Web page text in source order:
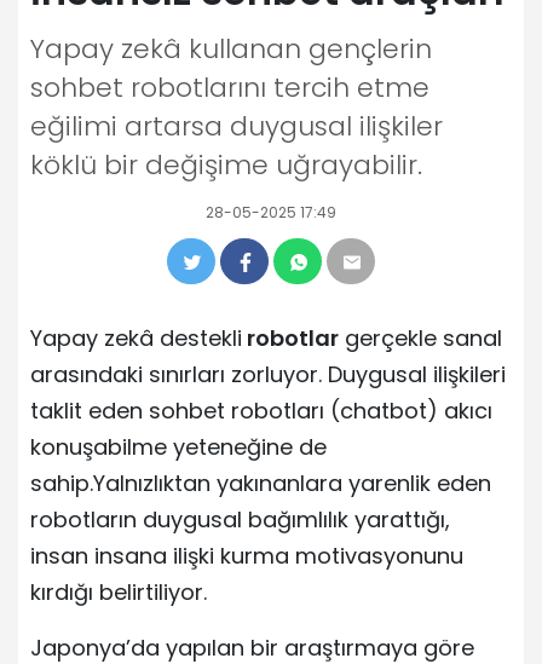
Yapay zekâ kullanan gençlerin
sohbet robotlarını tercih etme
eğilimi artarsa duygusal ilişkiler
köklü bir değişime uğrayabilir.
28-05-2025 17:49
Yapay zekâ destekli robotlar gerçekle sanal
arasındaki sınırları zorluyor. Duygusal ilişkileri
taklit eden sohbet robotları (chatbot) akıcı
konuşabilme yeteneğine de
sahip.Yalnızlıktan yakınanlara yarenlik eden
robotların duygusal bağımlılık yarattığı,
insan insana ilişki kurma motivasyonunu
kırdığı belirtiliyor.
Japonya’da yapılan bir araştırmaya göre